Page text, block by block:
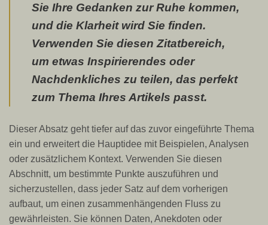
Sie Ihre Gedanken zur Ruhe kommen,
und die Klarheit wird Sie finden.
Verwenden Sie diesen Zitatbereich,
um etwas Inspirierendes oder
Nachdenkliches zu teilen, das perfekt
zum Thema Ihres Artikels passt.
Dieser Absatz geht tiefer auf das zuvor eingeführte Thema
ein und erweitert die Hauptidee mit Beispielen, Analysen
oder zusätzlichem Kontext. Verwenden Sie diesen
Abschnitt, um bestimmte Punkte auszuführen und
sicherzustellen, dass jeder Satz auf dem vorherigen
aufbaut, um einen zusammenhängenden Fluss zu
gewährleisten. Sie können Daten, Anekdoten oder